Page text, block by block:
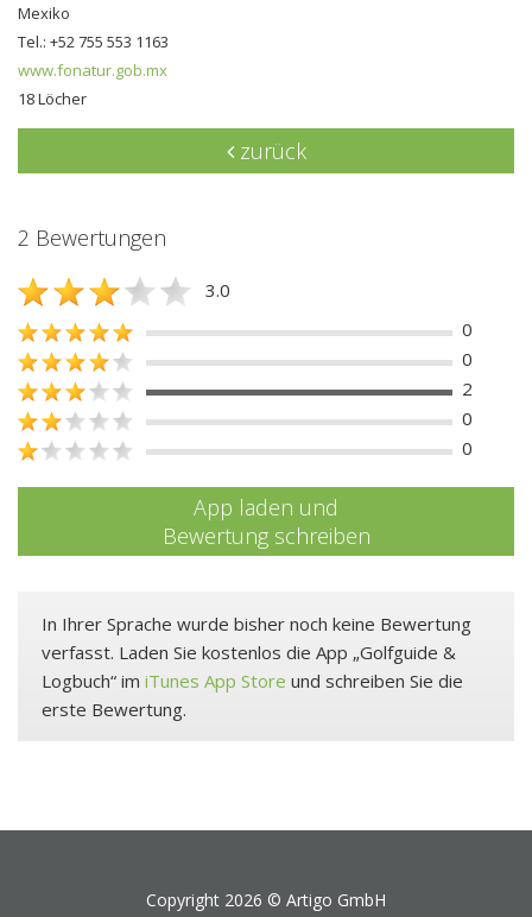
Mexiko
Tel.: +52 755 553 1163
www.fonatur.gob.mx
18 Löcher
zurück
2 Bewertungen
3.0
0
0
2
0
0
App laden und
Bewertung schreiben
In Ihrer Sprache wurde bisher noch keine Bewertung
verfasst. Laden Sie kostenlos die App „Golfguide &
Logbuch“ im iTunes App Store und schreiben Sie die
erste Bewertung.
Copyright 2026 © Artigo GmbH